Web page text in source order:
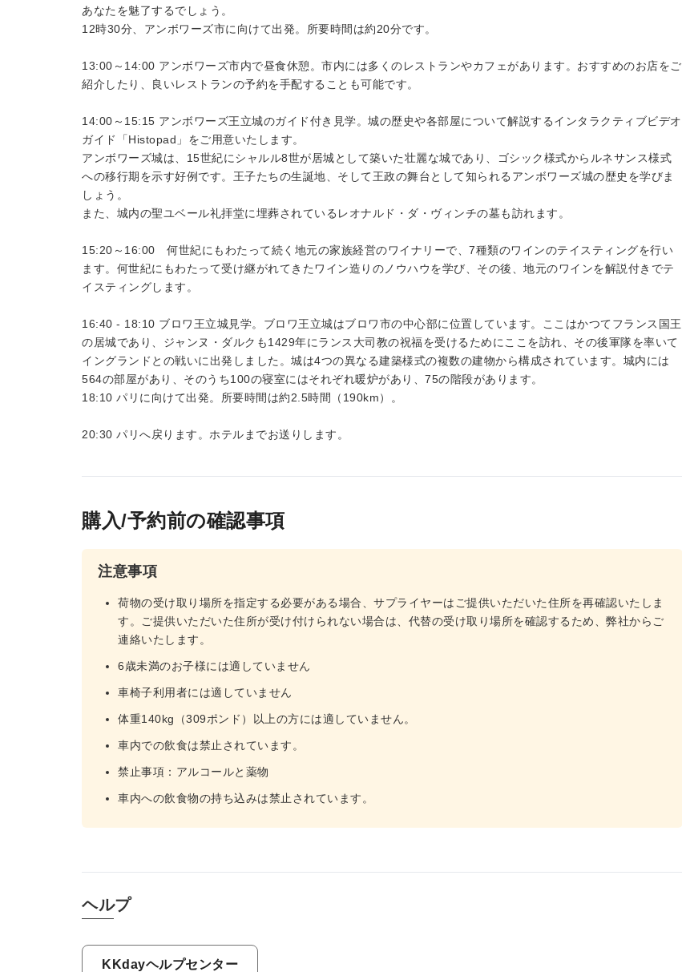
あなたを魅了するでしょう。
12時30分、アンボワーズ市に向けて出発。所要時間は約20分です。
13:00～14:00 アンボワーズ市内で昼食休憩。市内には多くのレストランやカフェがあります。おすすめのお店をご
紹介したり、良いレストランの予約を手配することも可能です。
14:00～15:15 アンボワーズ王立城のガイド付き見学。城の歴史や各部屋について解説するインタラクティブビデオ
ガイド「Histopad」をご用意いたします。
アンボワーズ城は、15世紀にシャルル8世が居城として築いた壮麗な城であり、ゴシック様式からルネサンス様式
への移行期を示す好例です。王子たちの生誕地、そして王政の舞台として知られるアンボワーズ城の歴史を学びま
しょう。
また、城内の聖ユベール礼拝堂に埋葬されているレオナルド・ダ・ヴィンチの墓も訪れます。
15:20～16:00 何世紀にもわたって続く地元の家族経営のワイナリーで、7種類のワインのテイスティングを行い
ます。何世紀にもわたって受け継がれてきたワイン造りのノウハウを学び、その後、地元のワインを解説付きでテ
イスティングします。
16:40 - 18:10 ブロワ王立城見学。ブロワ王立城はブロワ市の中心部に位置しています。ここはかつてフランス国王
の居城であり、ジャンヌ・ダルクも1429年にランス大司教の祝福を受けるためにここを訪れ、その後軍隊を率いて
イングランドとの戦いに出発しました。城は4つの異なる建築様式の複数の建物から構成されています。城内には
564の部屋があり、そのうち100の寝室にはそれぞれ暖炉があり、75の階段があります。
18:10 パリに向けて出発。所要時間は約2.5時間（190km）。
20:30 パリへ戻ります。ホテルまでお送りします。
購入/予約前の確認事項
注意事項
荷物の受け取り場所を指定する必要がある場合、サプライヤーはご提供いただいた住所を再確認いたしま
す。ご提供いただいた住所が受け付けられない場合は、代替の受け取り場所を確認するため、弊社からご
連絡いたします。
6歳未満のお子様には適していません
車椅子利用者には適していません
体重140kg（309ポンド）以上の方には適していません。
車内での飲食は禁止されています。
禁止事項：アルコールと薬物
車内への飲食物の持ち込みは禁止されています。
ヘルプ
KKdayヘルプセンター